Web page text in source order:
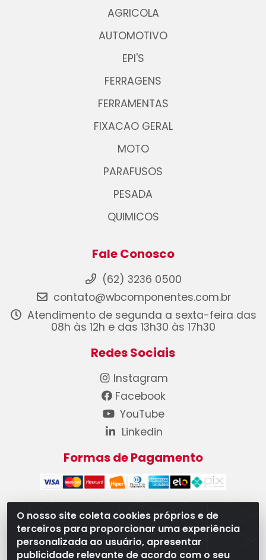
O nosso site coleta cookies próprios e de
terceiros para proporcionar uma experiência
personalizada ao usuário, apresentar
publicidade relevante de acordo com o seu
AGRICOLA
AUTOMOTIVO
EPI'S
FERRAGENS
FERRAMENTAS
FIXACAO GERAL
MOTO
PARAFUSOS
PESADA
QUIMICOS
Fale Conosco
(62) 3236 0500
contato@wbcomponentes.com.br
Atendimento de segunda a sexta-feira das
08h às 12h e das 13h30 às 17h30
Redes Sociais
Instagram
Facebook
YouTube
Linkedin
Formas de Pagamento
WB Componentes Automotivos LTDA - CNPJ
08.528.393/0001-12 - Rua do Níquel, 667 - Parque
Oeste Industrial, Goiânia/GO - CEP 74375-660